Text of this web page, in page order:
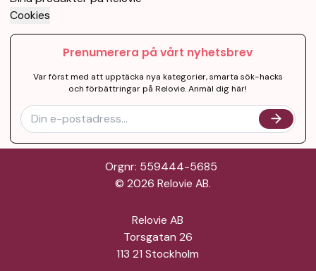
Cookies
Prenumerera på vårt nyhetsbrev
Var först med att upptäcka nya kategorier, smarta sök-hacks
och förbättringar på Relovie. Anmäl dig här!
Orgnr: 559444-5685
© 2026 Relovie AB.
Relovie AB
Torsgatan 26
113 21 Stockholm